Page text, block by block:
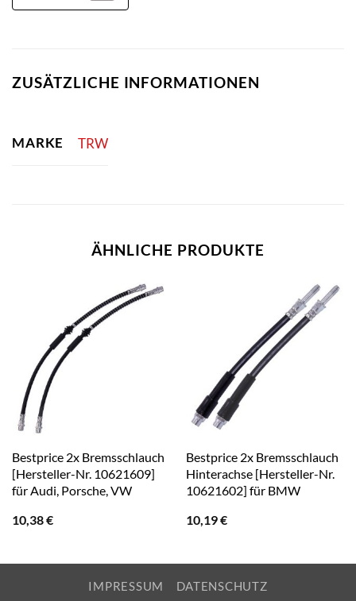
ZUSÄTZLICHE INFORMATIONEN
MARKE TRW
ÄHNLICHE PRODUKTE
Bestprice 2x Bremsschlauch
[Hersteller-Nr. 10621609]
für Audi, Porsche, VW
10,38€
Bestprice 2x Bremsschlauch
Hinterachse [Hersteller-Nr.
10621602] für BMW
10,19€
IMPRESSUM DATENSCHUTZ